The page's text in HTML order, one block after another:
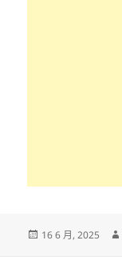
發
16 6 月, 2025